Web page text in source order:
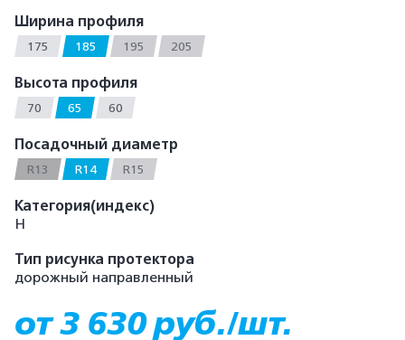
Ширина профиля
175 185 195 205
Высота профиля
70 65 60
Посадочный диаметр
R13 R14 R15
Категория(индекс)
H
Тип рисунка протектора
дорожный направленный
от 3 630 руб./шт.